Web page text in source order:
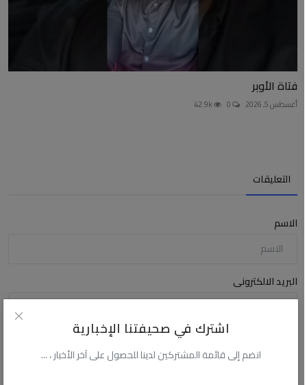
اشترك في صحيفتنا الإخبارية
انضم إلى قائمة المشتركين لدينا للحصول على آخر الأخبار ، ...
فتاة الأوبر
أغسطس 5, 2026 0
42.9k
التعليقات
الاسم
البريد الالكترونى